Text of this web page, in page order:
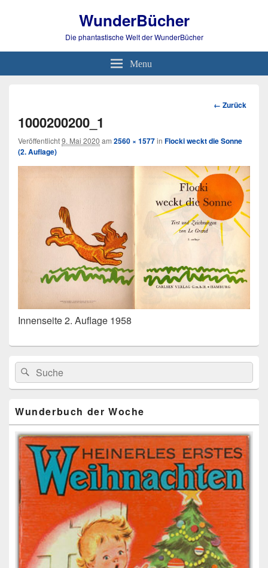
WunderBücher
Die phantastische Welt der WunderBücher
Menu
Bild-
← Zurück
1000200200_1
Veröffentlicht9. Mai 2020 am 2560 × 1577in Flocki weckt die Sonne
(2. Auflage)
Innenseite 2. Auflage 1958
Primärer
Seitenleisten
Widget-
Bereich
Search
for:
Suche
Wunderbuch der Woche